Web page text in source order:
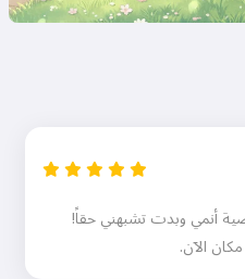
أنمي وبدت تشبهني حقاً!
الآن.